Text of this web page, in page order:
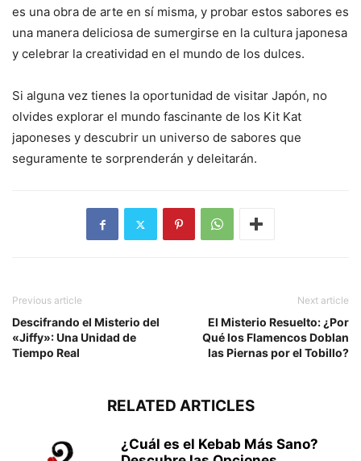
es una obra de arte en sí misma, y probar estos sabores es
una manera deliciosa de sumergirse en la cultura japonesa
y celebrar la creatividad en el mundo de los dulces.
Si alguna vez tienes la oportunidad de visitar Japón, no
olvides explorar el mundo fascinante de los Kit Kat
japoneses y descubrir un universo de sabores que
seguramente te sorprenderán y deleitarán.
Previous article
Descifrando el Misterio del
«Jiffy»: Una Unidad de
Tiempo Real
Next article
El Misterio Resuelto: ¿Por
Qué los Flamencos Doblan
las Piernas por el Tobillo?
RELATED ARTICLES
¿Cuál es el Kebab Más Sano?